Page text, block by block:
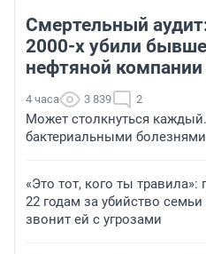
Смертельный
2000-х убили
нефтяной
4 часа 3 839 2
Может столкнуться
бактериальными
«Это тот, кого ты
22 годам за убийство
звонит ей с угрозами